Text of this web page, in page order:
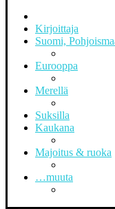
Kirjoittaja
Suomi,
Eurooppa
Merellä
Suksilla
Kaukana
Majoitus & ruoka
…muuta